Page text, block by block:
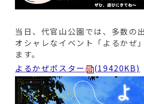
当日、代官山公園では、多数の
オシャレなイベント「よるかぜ
ます。
よるかぜポスター
(19420KB)